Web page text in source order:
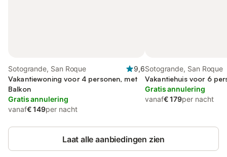
Sotogrande, San Roque
9,6
Vakantiewoning voor 4 personen, met
Balkon
Gratis annulering
vanaf€ 149per nacht
Sotogrande, San Roque
Vakantiehuis voor 6
Gratis annulering
vanaf€ 179per nacht
Laat alle aanbiedingen zien